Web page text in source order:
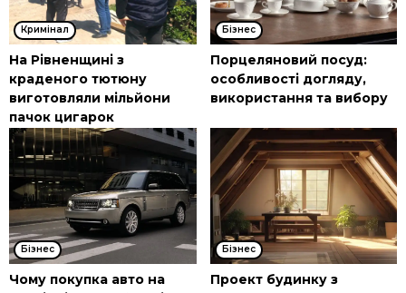
Кримінал
На Рівненщині з
краденого тютюну
виготовляли мільйони
пачок цигарок
Бізнес
Порцеляновий посуд:
особливості догляду,
використання та вибору
Бізнес
Чому покупка авто на
Бізнес
Проект будинку з